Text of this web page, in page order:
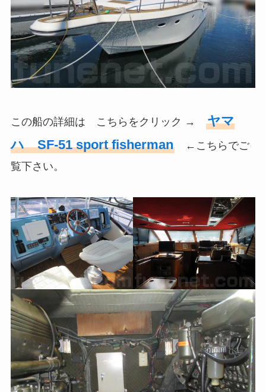
この船の詳細は こちらをクリック → ヤマ
ハ SF-51 sport fisherman←こちらでご
覧下さい。